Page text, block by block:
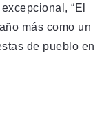
“El
más como un
de pueblo en